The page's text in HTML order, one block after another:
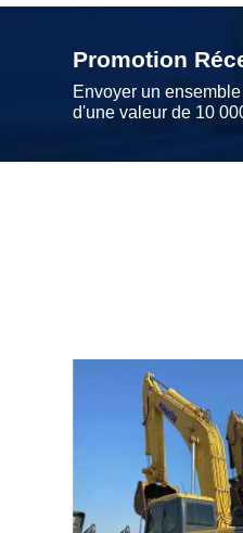
Promotion
Envoyer un
d'une valeur de 10